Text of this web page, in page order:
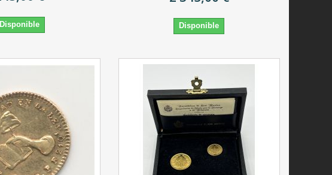
Disponible Disponible